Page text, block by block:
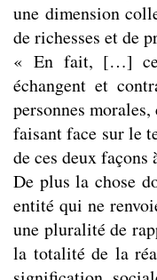
une dimension
de richesses et de
« En fait, […] ce
échangent et
personnes
faisant face sur le
de ces deux façons
De plus la chose
entité qui ne
une pluralité de
la totalité de la